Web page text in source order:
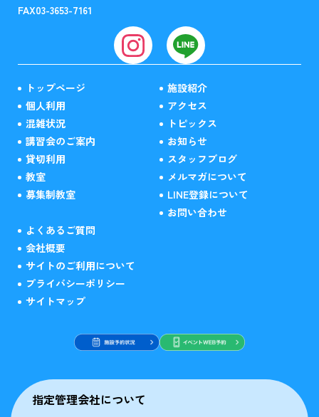
FAX03-3653-7161
トップページ
個人利用
混雑状況
講習会のご案内
貸切利用
教室
募集制教室
施設紹介
アクセス
トピックス
お知らせ
スタッフブログ
メルマガについて
LINE登録について
お問い合わせ
よくあるご質問
会社概要
サイトのご利用について
プライバシーポリシー
サイトマップ
指定管理会社について